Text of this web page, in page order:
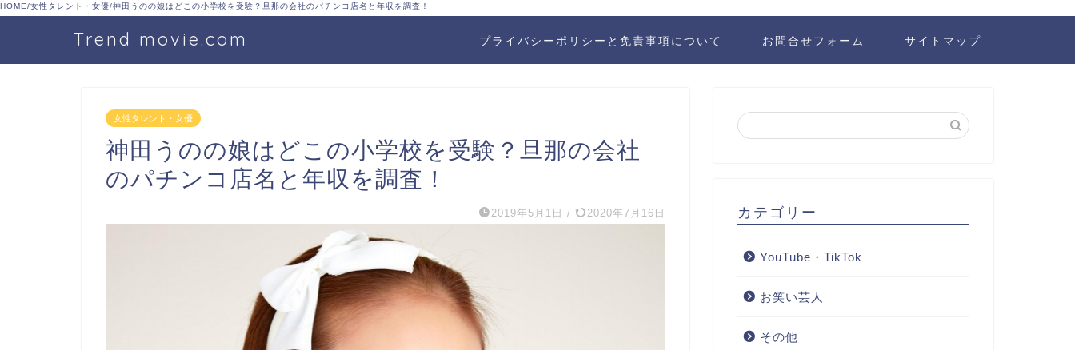
HOME/女性タレント・女優/神田うのの娘はどこの小学校を受験？旦那の会社のパチンコ店名と年収を調査！
Trend movie.com プライバシーポリシーと免責事項について お問合せフォーム サイトマップ
女性タレント・女優
神田うのの娘はどこの小学校を受験？旦那の会社
のパチンコ店名と年収を調査！
2019年5月1日 / 2020年7月16日 カテゴリー
YouTube・TikTok
お笑い芸人
その他